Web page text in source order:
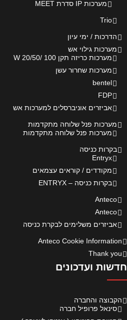
מערכות IP סדרת MEET
Trio
הדרכות / ימי עיון
מערכות גילוי אש
מערכות כריזה תקן 100 /20/50 W
מערכות שחרור עשן
bentel
FDP
אביזרים אוניברסלים למערכות אש
מערכות פנל שלוחה מתקדמות
מערכות פנל שלוחה מתקדמות
בקרות כניסה
Entryx
מקודדים / קוראים עצמאים
בקרות כניסה – ENTRYX
Anteco
Anteco
אביזרים משלימים לבקרת כניסה
Anteco Cookie Information
Thank you
חדשות ועדכונים
הקבוצה והחברה
סינאל פרופיל חברה